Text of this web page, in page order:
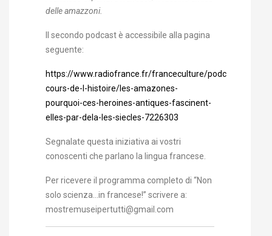
delle amazzoni.
Il secondo podcast è accessibile alla pagina
seguente:
https://www.radiofrance.fr/franceculture/podcasts/le-
cours-de-l-histoire/les-amazones-
pourquoi-ces-heroines-antiques-fascinent-
elles-par-dela-les-siecles-7226303
Segnalate questa iniziativa ai vostri
conoscenti che parlano la lingua francese.
Per ricevere il programma completo di “Non
solo scienza…in francese!” scrivere a:
mostremuseipertutti@gmail.com